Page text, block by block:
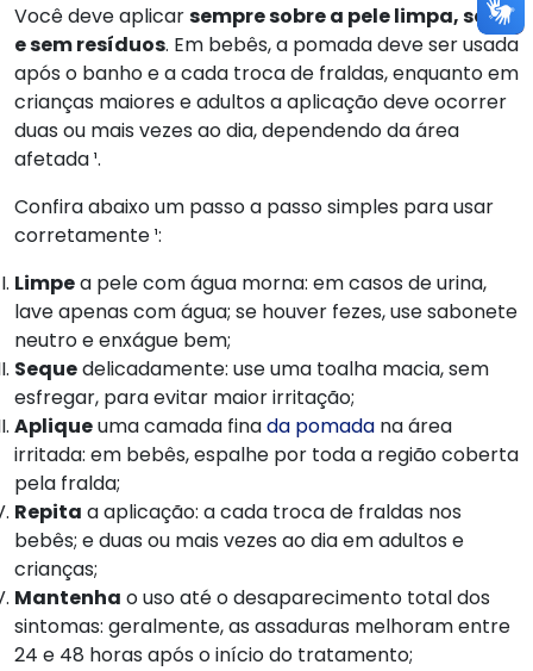
Você deve aplicarsempre sobre a pele limpa, seca
e sem resíduos. Em bebês, a pomada deve ser usada
após o banho e a cada troca de fraldas, enquanto em
crianças maiores e adultos a aplicação deve ocorrer
duas ou mais vezes ao dia, dependendo da área
afetada ¹.
Confira abaixo um passo a passo simples para usar
corretamente ¹:
Limpea pele com água morna: em casos de urina,
lave apenas com água; se houver fezes, use sabonete
neutro e enxágue bem;
Sequedelicadamente: use uma toalha macia, sem
esfregar, para evitar maior irritação;
Apliqueuma camada finada pomada na área
irritada: em bebês, espalhe por toda a região coberta
pela fralda;
Repita a aplicação: a cada troca de fraldas nos
bebês; e duas ou mais vezes ao dia em adultos e
crianças;
Mantenha o uso até o desaparecimento total dos
sintomas: geralmente, as assaduras melhoram entre
24 e 48 horas após o início do tratamento;